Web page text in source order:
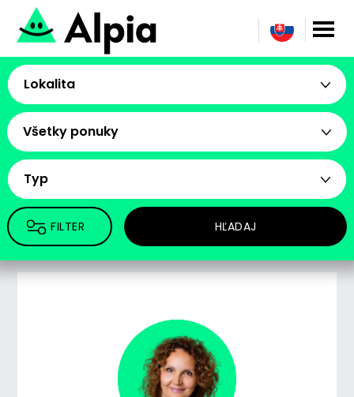
Lokalita
Všetky ponuky
Typ
FILTER HĽADAJ